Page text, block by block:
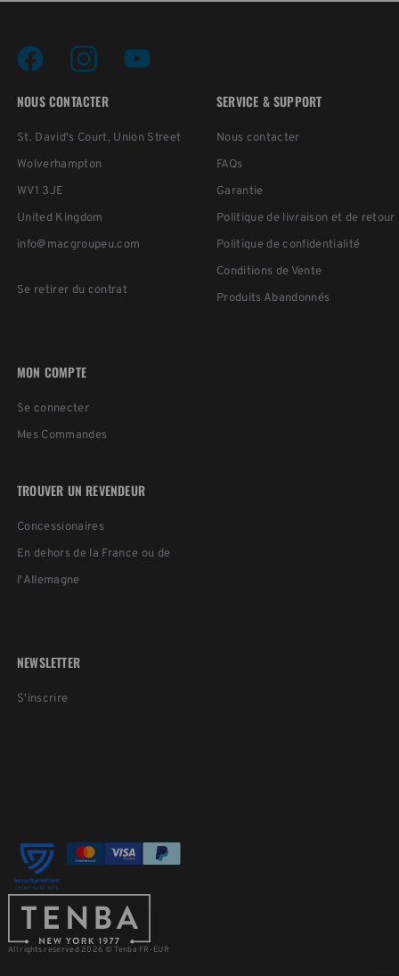
NOUS CONTACTER
St. David's Court, Union Street
Wolverhampton
WV1 3JE
United Kingdom
info@macgroupeu.com
Se retirer du contrat
SERVICE & SUPPORT
Nous contacter
FAQs
Garantie
Politique de livraison et de retour
Politique de confidentialité
Conditions de Vente
Produits Abandonnés
MON COMPTE
Se connecter
Mes Commandes
TROUVER UN REVENDEUR
Concessionaires
En dehors de la France ou de
l'Allemagne
NEWSLETTER
S'inscrire
All rights reserved 2026 © Tenba FR-EUR